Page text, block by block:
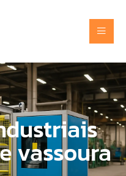
vassoura